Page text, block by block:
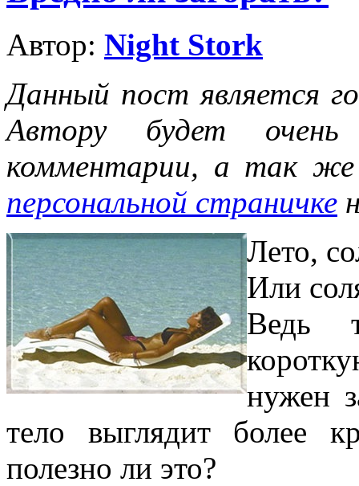
Автор: Night Stork
Данный пост является
Автору будет
комментарии, а так же
персональной страничке
Лето,
Или
Ведь
нужен
тело выглядит более
полезно ли это?